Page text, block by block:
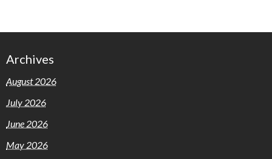
Archives
August 2026
July 2026
June 2026
May 2026